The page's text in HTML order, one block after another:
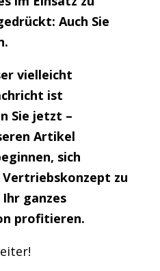
Auch Sie
vielleicht
ist
Sie jetzt –
Artikel
sich
Vertriebskonzept zu
ganzes
profitieren.